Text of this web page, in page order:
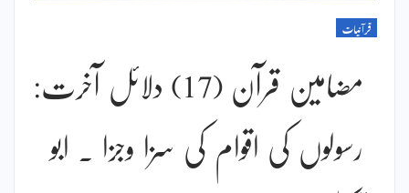
قرآنیات
مضامین قرآن (17) دلائل آخرت:
رسولوں کی اقوام کی سزا وجزا ۔ ابو